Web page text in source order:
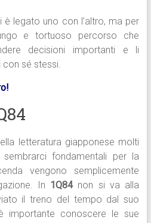
è legato uno con l’altro, ma per
e tortuoso percorso che
decisioni importanti e li
sé stessi.
letteratura giapponese molti
fondamentali per la
vengono semplicemente
In 1Q84non si va alla
il treno del tempo dal suo
importante conoscere le sue